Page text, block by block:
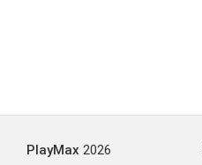
PlayMax 2026